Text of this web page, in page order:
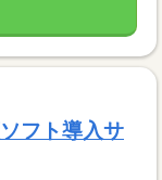
フト導入サ